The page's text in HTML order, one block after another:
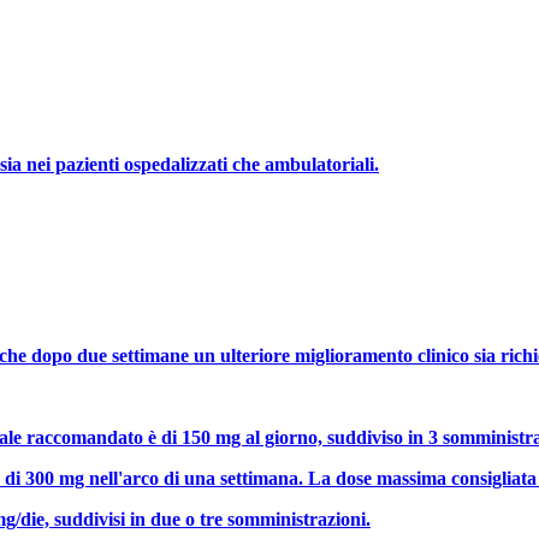
nei pazienti ospedalizzati che ambulatoriali.
dopo due settimane un ulteriore miglioramento clinico sia
raccomandato è di 150 mg al giorno, suddiviso in 3
mg nell'arco di una settimana. La dose massima
die, suddivisi in due o tre somministrazioni.